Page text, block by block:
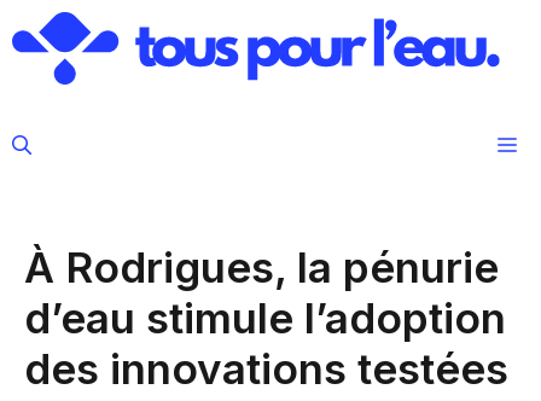
au
contenu
À Rodrigues, la pénurie
d’eau stimule l’adoption
des innovations testées